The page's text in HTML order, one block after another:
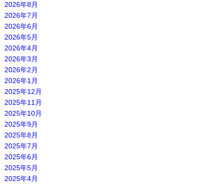
2026年8月
2026年7月
2026年6月
2026年5月
2026年4月
2026年3月
2026年2月
2026年1月
2025年12月
2025年11月
2025年10月
2025年9月
2025年8月
2025年7月
2025年6月
2025年5月
2025年4月